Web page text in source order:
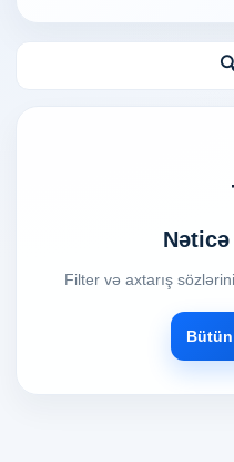
Nəticə
Filter və axtarış